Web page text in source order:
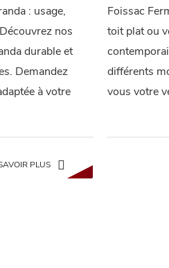
: usage,
nos
durable et
Demandez
à votre
PLUS
Foissac
toit plat ou
différents
vous votre